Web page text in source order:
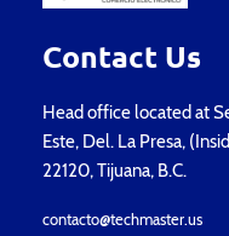
Contact Us
Head office located at
Este, Del. La Presa,
22120, Tijuana, B.C.
contacto@techmaster.us